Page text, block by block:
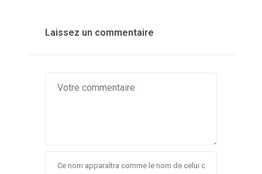
Laissez un commentaire